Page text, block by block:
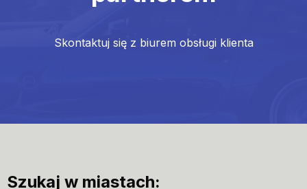
Skontaktuj się z biurem obsługi klienta
Szukaj w miastach: